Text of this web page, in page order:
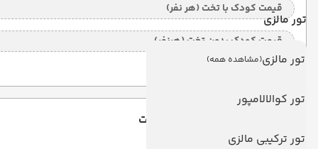
تور مالزی
تور مالزی(مشاهده همه)
تور کوالالامپور
تور ترکیبی مالزی
قیمت کودک با تخت (هر نفر)
قیمت کودک بدون تخت (هرنفر)
سیگنیچر بلو ریزورت